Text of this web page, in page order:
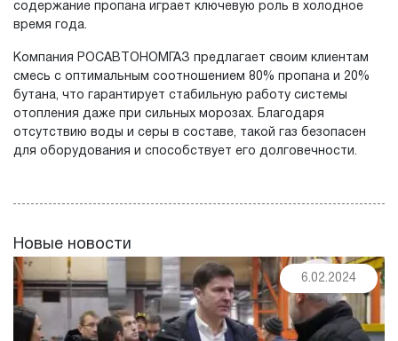
содержание пропана играет ключевую роль в холодное
время года.
Компания РОСАВТОНОМГАЗ предлагает своим клиентам
смесь с оптимальным соотношением 80% пропана и 20%
бутана, что гарантирует стабильную работу системы
отопления даже при сильных морозах. Благодаря
отсутствию воды и серы в составе, такой газ безопасен
для оборудования и способствует его долговечности.
Новые новости
6.02.2024